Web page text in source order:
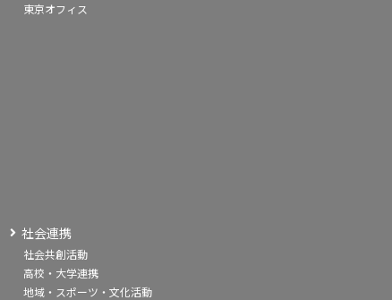
東京オフィス
社会連携
社会共創活動
高校・大学連携
地域・スポーツ・文化活動